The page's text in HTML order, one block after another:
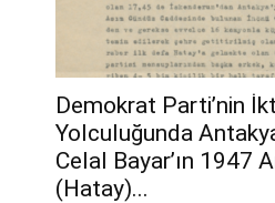
Demokrat Parti’nin
Yolculuğunda
Celal Bayar’ın 1947
(Hatay)...